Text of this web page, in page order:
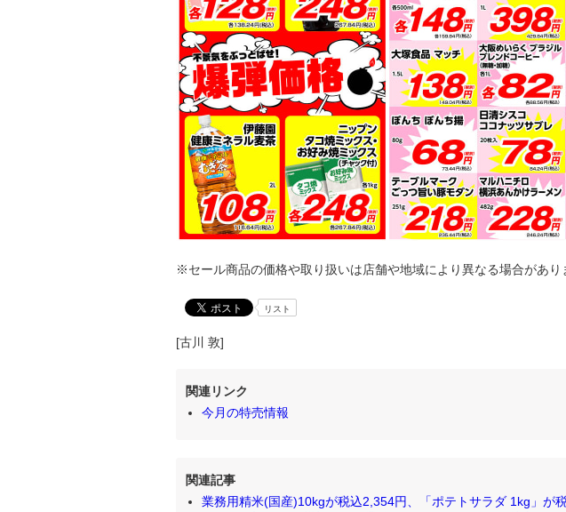
※セール商品の価格や取り扱いは店舗や地域により異なる場合があり
リスト
[古川 敦]
関連リンク
今月の特売情報
関連記事
業務用精米(国産)10kgが税込2,354円、「ポテトサラダ 1kg」が